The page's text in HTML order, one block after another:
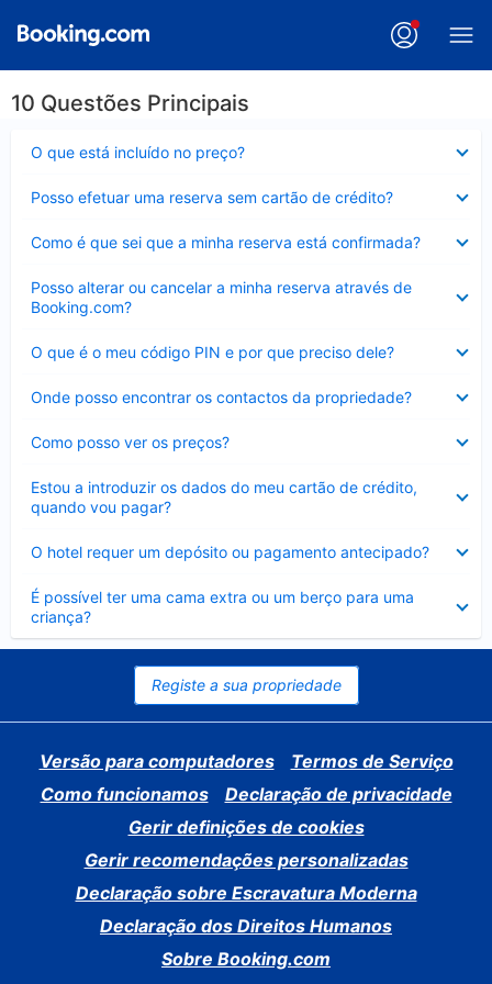
10 Questões Principais
O que está incluído no preço?
fechado
Posso efetuar uma reserva sem cartão de crédito?
fechado
Como é que sei que a minha reserva está confirmada?
fechado
Posso alterar ou cancelar a minha reserva através de
Booking.com?
fechado
O que é o meu código PIN e por que preciso dele?
fechado
Onde posso encontrar os contactos da propriedade?
fechado
Como posso ver os preços?
fechado
Estou a introduzir os dados do meu cartão de crédito,
quando vou pagar?
fechado
O hotel requer um depósito ou pagamento antecipado?
fechado
É possível ter uma cama extra ou um berço para uma
criança?
Elemento
fechado
Registe a sua propriedade
Versão para computadores
Termos de Serviço
Como funcionamos
Declaração de privacidade
Gerir definições de cookies
Gerir recomendações personalizadas
Declaração sobre Escravatura Moderna
Declaração dos Direitos Humanos
Sobre Booking.com